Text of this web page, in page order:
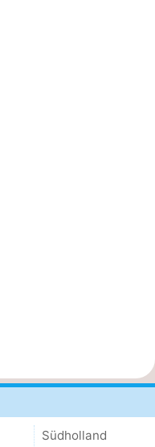
Südholland